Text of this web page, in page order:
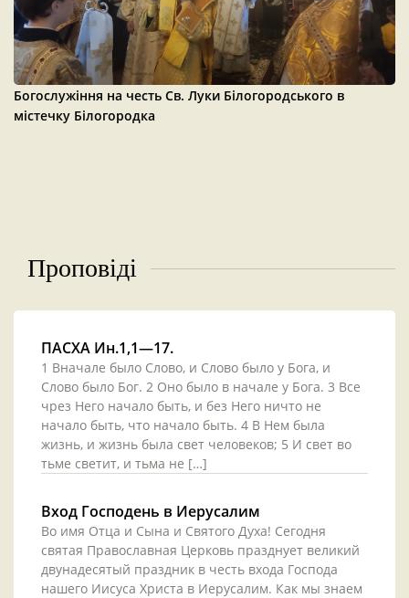
Богослужіння на честь Св. Луки Білогородського в
містечку Білогородка
Проповіді
ПАСХА Ин.1,1—17.
1 Вначале было Слово, и Слово было у Бога, и
Слово было Бог. 2 Оно было в начале у Бога. 3 Все
чрез Него начало быть, и без Него ничто не
начало быть, что начало быть. 4 В Нем была
жизнь, и жизнь была свет человеков; 5 И свет во
тьме светит, и тьма не […]
Вход Господень в Иерусалим
Во имя Отца и Сына и Святого Духа! Сегодня
святая Православная Церковь празднует великий
двунадесятый праздник в честь входа Господа
нашего Иисуса Христа в Иерусалим. Как мы знаем